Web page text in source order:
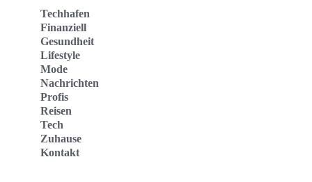
Techhafen
Finanziell
Gesundheit
Lifestyle
Mode
Nachrichten
Profis
Reisen
Tech
Zuhause
Kontakt